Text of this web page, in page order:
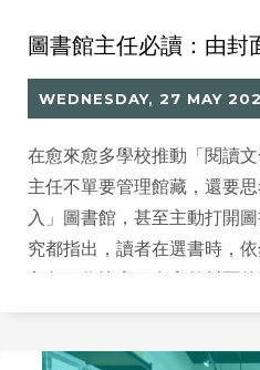
WEDNESDAY, 27 MAY
在愈來愈多學校推動「閱讀
主任不單要管理館藏，還要
入」圖書館，甚至主動打開
究都指出，讀者在選書時，
於只有文字標題的館藏。 在